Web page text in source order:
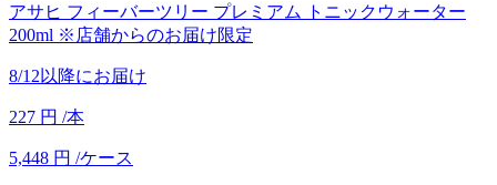
アサヒ フィーバーツリー プレミアム トニックウォーター
200ml ※店舗からのお届け限定
8/12以降にお届け
227 円 /本
5,448 円 /ケース